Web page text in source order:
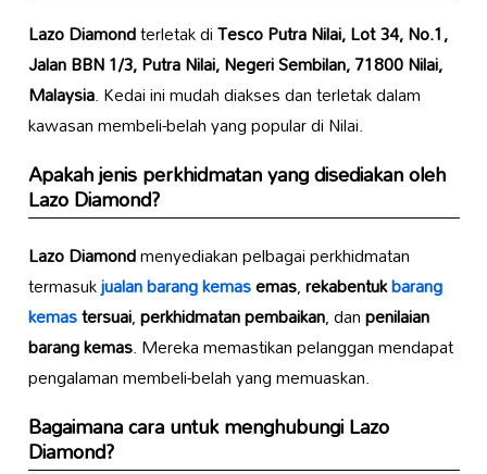
Lazo Diamondterletak diTesco Putra Nilai, Lot 34, No.1,
Jalan BBN 1/3, Putra Nilai, Negeri Sembilan, 71800 Nilai,
Malaysia. Kedai ini mudah diakses dan terletak dalam
kawasan membeli-belah yang popular di Nilai.
Apakah jenis perkhidmatan yang disediakan oleh
Lazo Diamond?
Lazo Diamondmenyediakan pelbagai perkhidmatan
termasukjualan barang kemasemas,rekabentukbarang
kemastersuai,perkhidmatan pembaikan, danpenilaian
barang kemas. Mereka memastikan pelanggan mendapat
pengalaman membeli-belah yang memuaskan.
Bagaimana cara untuk menghubungiLazo
Diamond?